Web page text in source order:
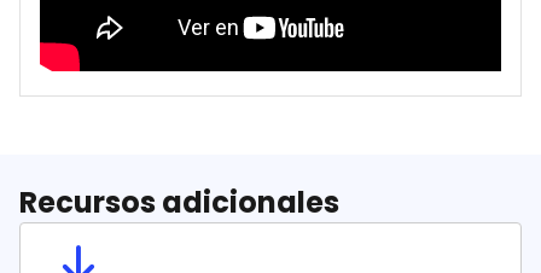
Recursos adicionales